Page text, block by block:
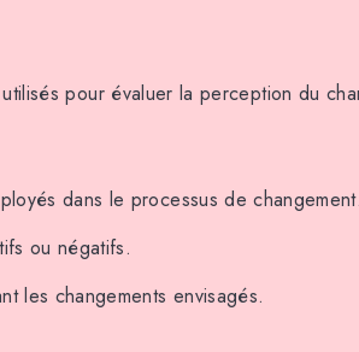
pour évaluer la perception du
dans le processus de changement.
ou négatifs.
les changements envisagés.